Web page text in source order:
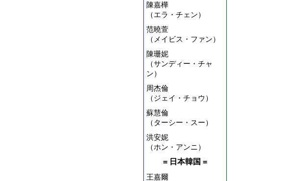
陳嘉樺
（エラ・チェン）
范曉萱
（メイビス・ファン）
陳珊妮
（サンディー・チャ
ン）
周杰倫
（ジェイ・チョウ）
蘇慧倫
（ターシー・スー）
洪安妮
（ホン・アンニ）
= 日本韓国 =
王嘉爾